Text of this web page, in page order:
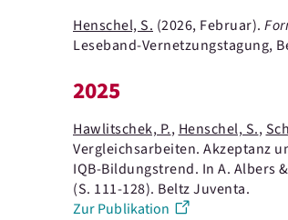
Henschel, S. (2026, Februar).
Leseband-Vernetzungstagung,
2025
Hawlitschek, P., Henschel, S.,
Vergleichsarbeiten. Akzeptanz
IQB-Bildungstrend. In A. Albers
(S. 111-128). Beltz Juventa.
Zur Publikation